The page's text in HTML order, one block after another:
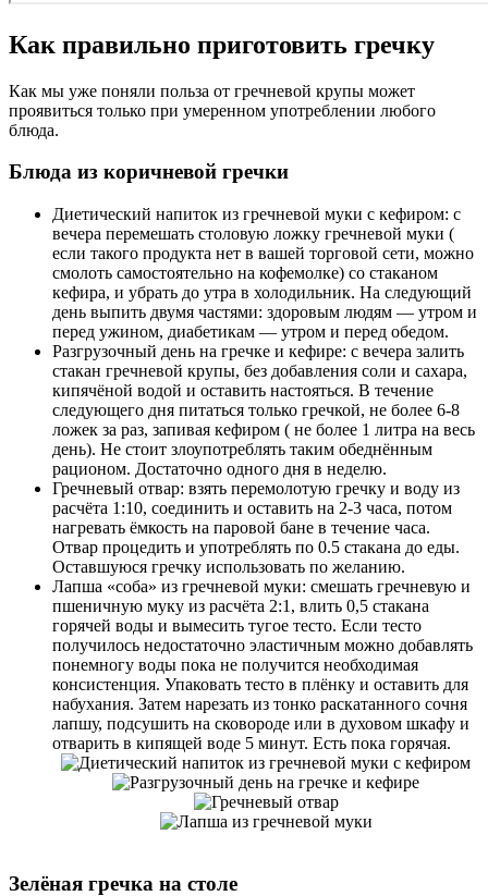
Как правильно приготовить гречку
Как мы уже поняли польза от гречневой крупы может
проявиться только при умеренном употреблении любого
блюда.
Блюда из коричневой гречки
Диетический напиток из гречневой муки с кефиром: с
вечера перемешать столовую ложку гречневой муки (
если такого продукта нет в вашей торговой сети, можно
смолоть самостоятельно на кофемолке) со стаканом
кефира, и убрать до утра в холодильник. На следующий
день выпить двумя частями: здоровым людям — утром и
перед ужином, диабетикам — утром и перед обедом.
Разгрузочный день на гречке и кефире: с вечера залить
стакан гречневой крупы, без добавления соли и сахара,
кипячёной водой и оставить настояться. В течение
следующего дня питаться только гречкой, не более 6-8
ложек за раз, запивая кефиром ( не более 1 литра на весь
день). Не стоит злоупотреблять таким обеднённым
рационом. Достаточно одного дня в неделю.
Гречневый отвар: взять перемолотую гречку и воду из
расчёта 1:10, соединить и оставить на 2-3 часа, потом
нагревать ёмкость на паровой бане в течение часа.
Отвар процедить и употреблять по 0.5 стакана до еды.
Оставшуюся гречку использовать по желанию.
Лапша «соба» из гречневой муки: смешать гречневую и
пшеничную муку из расчёта 2:1, влить 0,5 стакана
горячей воды и вымесить тугое тесто. Если тесто
получилось недостаточно эластичным можно добавлять
понемногу воды пока не получится необходимая
консистенция. Упаковать тесто в плёнку и оставить для
набухания. Затем нарезать из тонко раскатанного сочня
лапшу, подсушить на сковороде или в духовом шкафу и
отварить в кипящей воде 5 минут. Есть пока горячая.
Зелёная гречка на столе